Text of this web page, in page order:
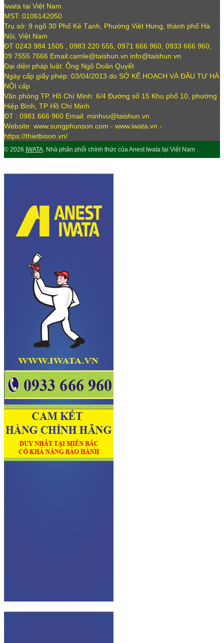
Iwata tại Việt Nam
MST: 0106142050
Trụ sở: 9 ngõ 30 Phố Kẻ Tạnh, Phường Việt Hưng, thành phố Hà
Nội, Việt Nam
ĐT 0243 984 1505 , 0983 220 555, 0971 666 960, 0933 666 960,
09 7555 7666 Email:camle@taishun.vn info@taishun.vn
Đại diện pháp luật: Ông Ngô Doãn Quyết
Ngày cấp giấy phép: 03/04/2013 do SỞ KẾ HOẠCH VÀ ĐẦU TƯ HÀ
NỘI cấp
Văn phòng TP. Hồ Chí Minh: 6/4 Đường số 15 Khu phố 10, phường
Hiệp Bình, TP Hồ Chí Minh
ĐT : 0981 666 960 Email: minhvu@taishun.vn
Website: www.sungphunson.com - www.iwata.vn -
https://thietbison.vn/
© 2026 IWATA. Nhà phân phối chính thức của Anest Iwata tại Việt Nam .